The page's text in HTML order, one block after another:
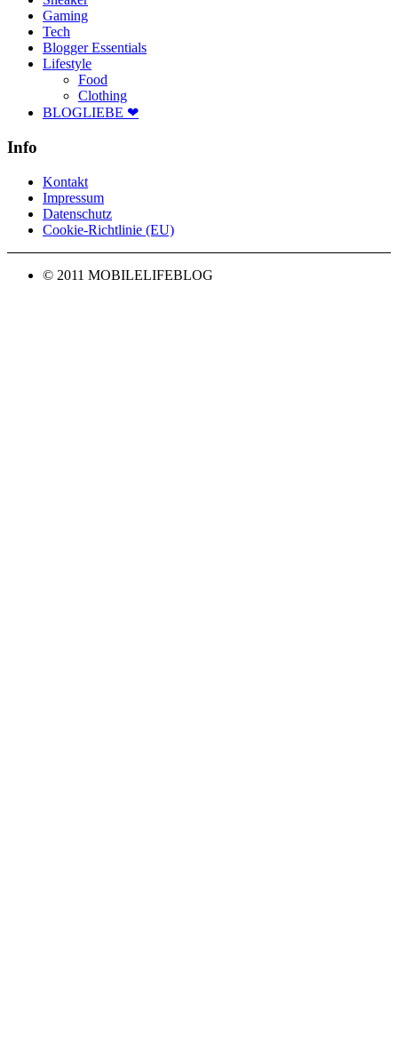
Gaming
Tech
Blogger Essentials
Lifestyle
Food
Clothing
BLOGLIEBE ❤
Info
Kontakt
Impressum
Datenschutz
Cookie-Richtlinie (EU)
© 2011 MOBILELIFEBLOG